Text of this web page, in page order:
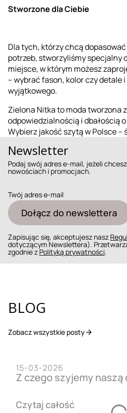
Stworzone dla Ciebie
Dla tych, którzy chcą
potrzeb, stworzyliśmy specjalny
miejsce, w którym możesz
– wybrać fason, kolor czy detale
wyjątkowego.
Zielona Nitka to moda tworzona
odpowiedzialnością i dbałością
Wybierz jakość szytą w Polsce –
Newsletter
Podaj swój adres e-mail, jeżeli
nowościach i promocjach.
Twój adres e-mail
Dołącz do newslettera
Zapisując się, akceptujesz nasz
dotyczącym Newslettera).
zgodnie zPolityką prywatności.
BLOG
Zobacz wszystkie posty
15-03-2026
Z czego szyjemy naszą
Czytaj całość